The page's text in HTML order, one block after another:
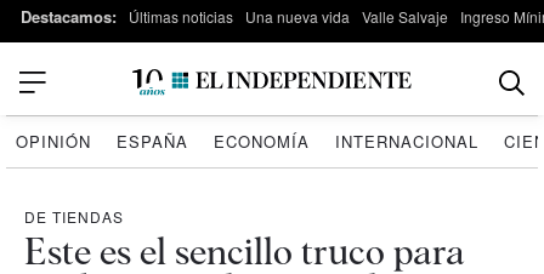
Destacamos: Últimas noticias Una nueva vida Valle Salvaje Ingreso
OPINIÓN ESPAÑA ECONOMÍA INTERNACIONAL
DE TIENDAS
Este es el sencillo truco para